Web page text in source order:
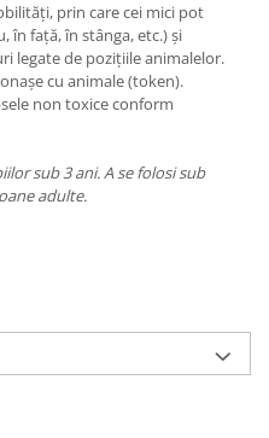
prin care cei mici pot
față, în stânga, etc.) și
legate de pozițiile animalelor.
cu animale (token).
non toxice conform
sub 3 ani. A se folosi sub
adulte.